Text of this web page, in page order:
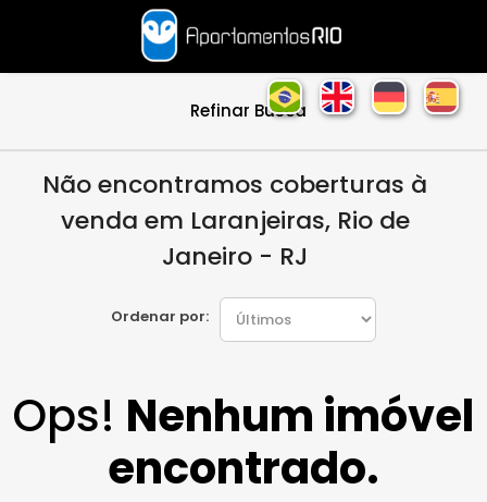
Refinar Busca
Não encontramos coberturas à
venda em Laranjeiras, Rio de
Janeiro - RJ
Ordenar por:
Ops! Nenhum imóvel
encontrado.